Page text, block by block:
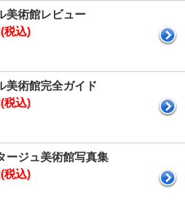
美術館レビュー
税込)
美術館完全ガイド
税込)
ージュ美術館写真集
税込)